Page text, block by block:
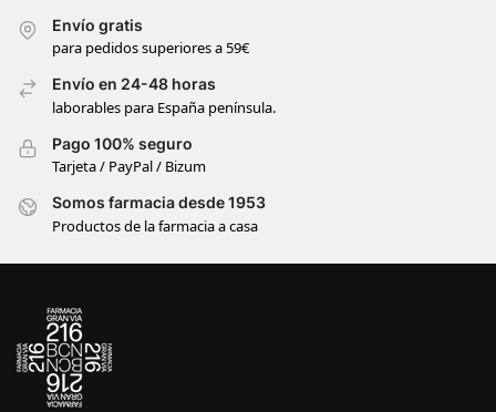
Envío gratis
para pedidos superiores a 59€
Envío en 24-48 horas
laborables para España península.
Pago 100% seguro
Tarjeta / PayPal / Bizum
Somos farmacia desde 1953
Productos de la farmacia a casa